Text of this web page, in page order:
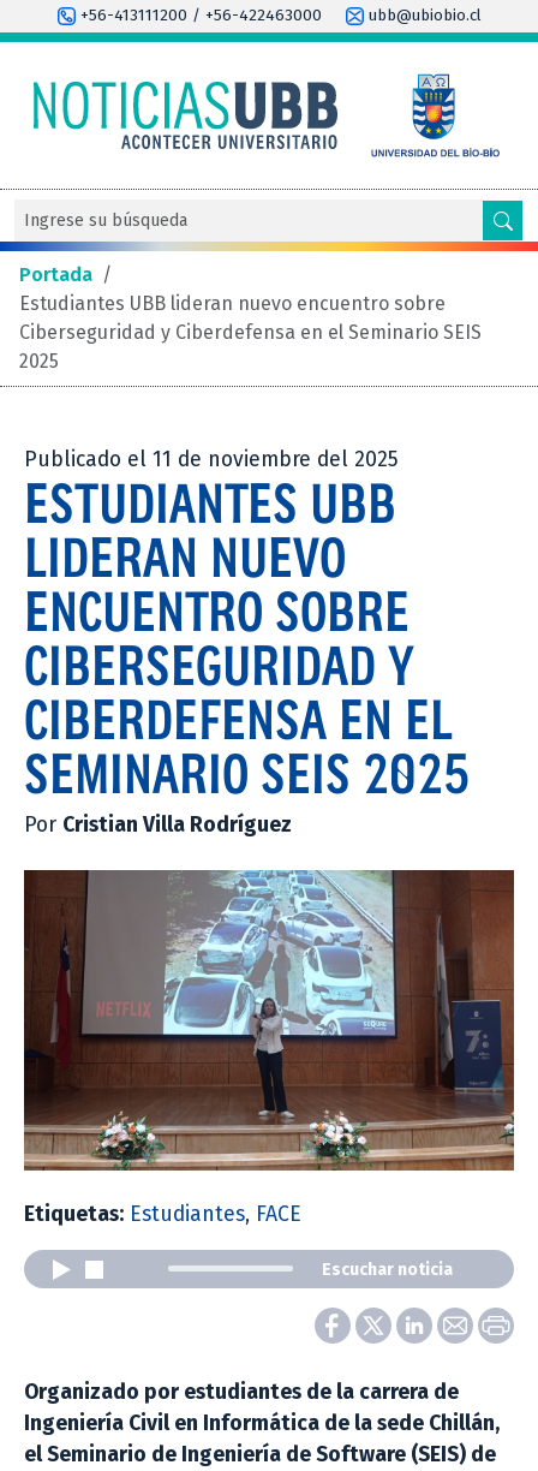
+56-413111200 / +56-422463000 ubb@ubiobio.cl
Portada /
Estudiantes UBB lideran nuevo encuentro sobre
Ciberseguridad y Ciberdefensa en el Seminario SEIS
2025
Publicado el 11 de noviembre del 2025
ESTUDIANTES UBB
LIDERAN NUEVO
ENCUENTRO SOBRE
CIBERSEGURIDAD Y
CIBERDEFENSA EN EL
SEMINARIO SEIS 2025
Por Cristian Villa Rodríguez
Etiquetas: Estudiantes, FACE
Escuchar noticia
Organizado por estudiantes de la carrera de
Ingeniería Civil en Informática de la sede Chillán,
el Seminario de Ingeniería de Software (SEIS) de